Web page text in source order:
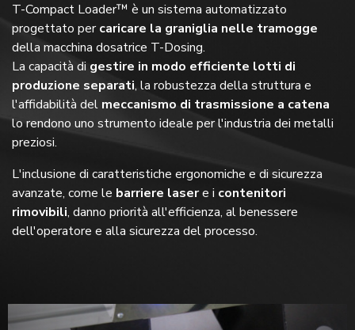
T-Compact Loader™ è un sistema automatizzato
progettato percaricare la graniglia nelle tramogge
della macchina dosatrice T-Dosing.
La capacità di gestire in modo efficiente lotti di
produzione separati, la robustezza della struttura e
l'affidabilità del meccanismo di trasmissione a catena
lo rendono uno strumento ideale per l'industria dei metalli
preziosi.
L'inclusione di caratteristiche ergonomiche e di sicurezza
avanzate, come le barriere lasere i contenitori
rimovibili, danno priorità all'efficienza, al benessere
dell'operatore e alla sicurezza del processo.